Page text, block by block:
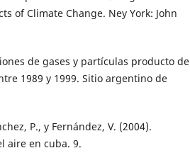
of Climate Change. Ney York: John
de gases y partículas producto de
1989 y 1999. Sitio argentino de
P., y Fernández, V. (2004).
aire en cuba. 9.